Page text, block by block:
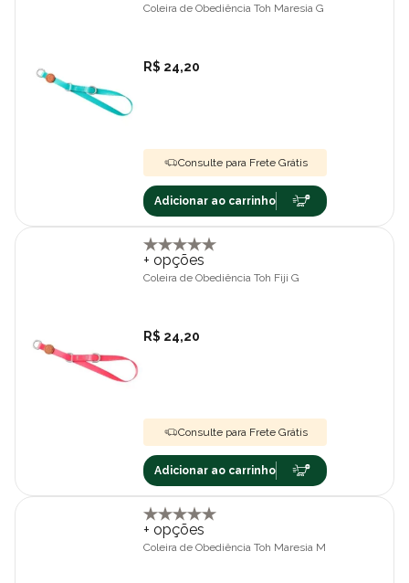
Coleira de Obediência Toh Maresia G
R$ 24,20
Consulte para Frete Grátis
Adicionar ao carrinho
+ opções
Coleira de Obediência Toh Fiji G
R$ 24,20
Consulte para Frete Grátis
Adicionar ao carrinho
+ opções
Coleira de Obediência Toh Maresia M